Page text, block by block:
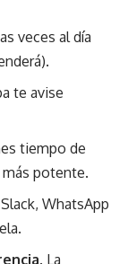
veces al día
te avise
tiempo de
potente.
WhatsApp
. La